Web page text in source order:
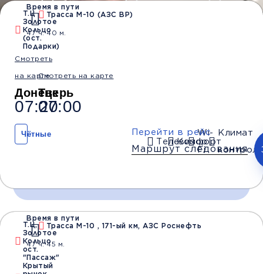
Водители со
стажем от 10 лет
Обратный рейс
Т.Ц
Золотое
Кольцо
(ост.
Подарки)
Смотреть
на карте
Донецк
07:20
Время в пути
47 ч. 40 м.
Трасса М-10 (АЗС BP)
Смотреть на карте
Тверь
07:00
Чётные
Телевизор
Комфорт
Wi-
Fi
Климат
контроль
Перейти в рейс
Маршрут следования
Время и место отправления / прибытия:
07:20
Т.Ц,
Золотое
Кольцо
ост.
"Пассаж"
Крытый
Время в пути
47 ч. 45 м.
Трасса М-10 , 171-ый км, АЗС Роснефть